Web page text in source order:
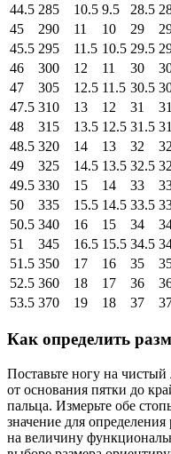
44.5 285 10.5 9.5 28.5
45
290 11 10 29
45.5 295 11.5 10.5 29.5
46
300 12 11 30
47
305 12.5 11.5 30.5
47.5 310 13 12 31
31
48
315 13.5 12.5 31.5
48.5 320 14 13 32
32
49
325 14.5 13.5 32.5
49.5 330 15 14 33
50
335 15.5 14.5 33.5
50.5 340 16 15 34
51
345 16.5 15.5 34.5
51.5 350 17 16 35
52.5 360 18 17 36
53.5 370 19 18 37
Как определить
Поставьте ногу на чистый
от основания пятки до
пальца. Измерьте обе
значение для определения
на величину